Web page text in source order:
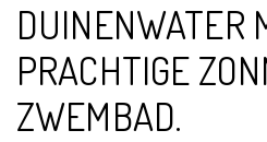
DUINENWATER
PRACHTIGE
ZWEMBAD.